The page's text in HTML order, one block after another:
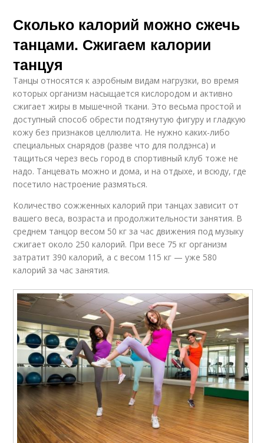
Сколько калорий можно сжечь
танцами. Сжигаем калории
танцуя
Танцы относятся к аэробным видам нагрузки, во время
которых организм насыщается кислородом и активно
сжигает жиры в мышечной ткани. Это весьма простой и
доступный способ обрести подтянутую фигуру и гладкую
кожу без признаков целлюлита. Не нужно каких-либо
специальных снарядов (разве что для полдэнса) и
тащиться через весь город в спортивный клуб тоже не
надо. Танцевать можно и дома, и на отдыхе, и всюду, где
посетило настроение размяться.
Количество сожженных калорий при танцах зависит от
вашего веса, возраста и продолжительности занятия. В
среднем танцор весом 50 кг за час движения под музыку
сжигает около 250 калорий. При весе 75 кг организм
затратит 390 калорий, а с весом 115 кг — уже 580
калорий за час занятия.